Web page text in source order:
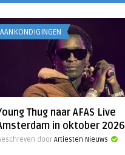
AANKONDIGINGEN
Thug naar AFAS Live
in oktober 2026
door Artiesten Nieuws